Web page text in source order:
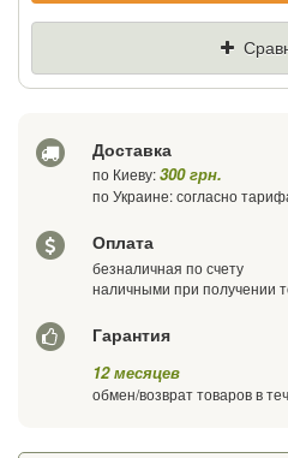
Если Вы найдете товар
снизим цену и подарим
Цена
Ваш телефон
Где нашли (Url
Доставка
по Киеву:300 грн.
по Украине: согласно
Оплата
безналичная по счету
наличными при получении
Гарантия
12 месяцев
обмен/возврат товаров в